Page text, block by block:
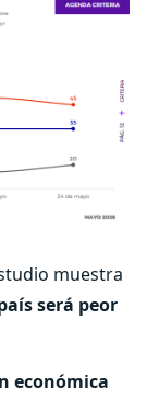
muestra
será peor
económica